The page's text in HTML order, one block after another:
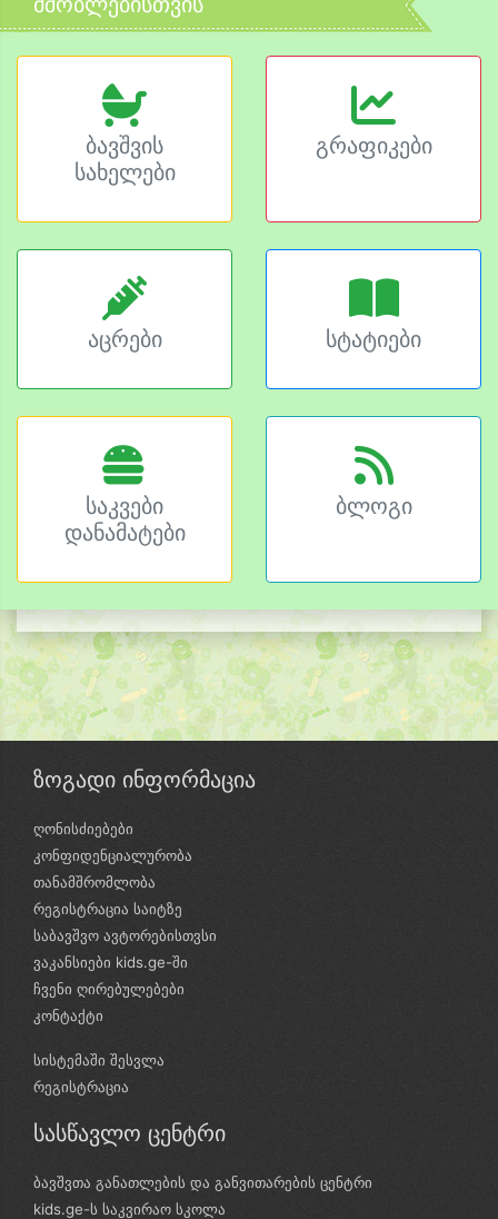
ბავშვის
სახელები
გრაფიკები
აცრები სტატიები
საკვები
დანამატები
ბლოგი
ზოგადი ინფორმაცია
ღონისძიებები
კონფიდენციალურობა
თანამშრომლობა
რეგისტრაცია საიტზე
საბავშვო ავტორებისთვსი
ვაკანსიები kids.ge-ში
ჩვენი ღირებულებები
კონტაქტი
სისტემაში შესვლა
რეგისტრაცია
სასწავლო ცენტრი
ბავშვთა განათლების და განვითარების ცენტრი
kids.ge-ს საკვირაო სკოლა